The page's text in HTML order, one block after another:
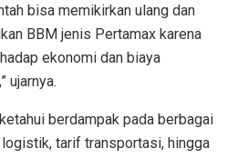
bisa memikirkan ulang dan
BBM jenis Pertamax karena
ekonomi dan biaya
ujarnya.
berdampak pada berbagai
tarif transportasi, hingga